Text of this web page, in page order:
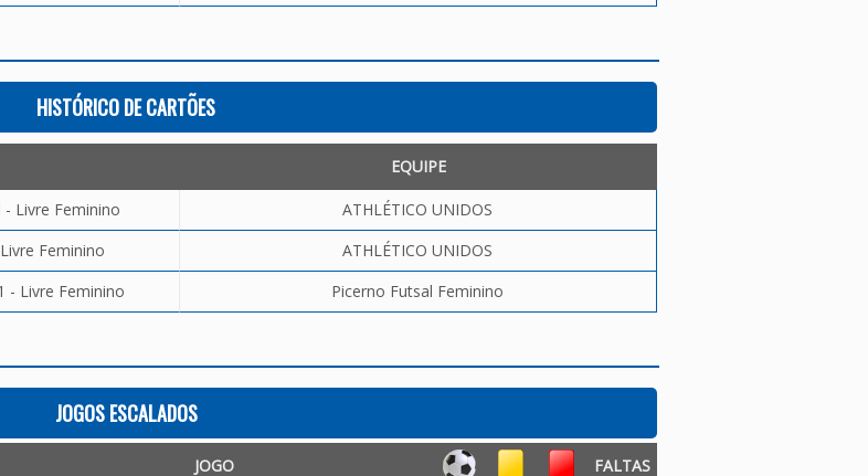
HISTÓRICO DE CARTÕES
EQUIPE
Livre Feminino ATHLÉTICO UNIDOS
Feminino ATHLÉTICO UNIDOS
- Livre Feminino Picerno Futsal Feminino
JOGOS ESCALADOS
JOGO FALTAS